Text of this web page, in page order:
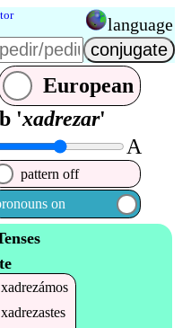
language
European
'xadrezar'
A
pattern off
on
xadrezámos
xadrezastes